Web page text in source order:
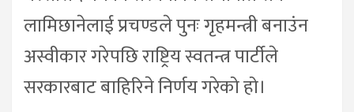
लामिछानेलाई प्रचण्डले पुनः गृहमन्त्री बनाउंन
अस्वीकार गरेपछि राष्ट्रिय स्वतन्त्र पार्टीले
सरकारबाट बाहिरिने निर्णय गरेको हो।